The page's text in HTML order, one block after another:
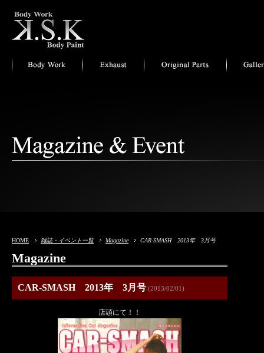
HOME 雑誌・イベント一覧 Magazine CAR-SMASH 2013年 3月号
Magazine
CAR-SMASH 2013年 3月号 (2013/02/01)
店頭にて！！